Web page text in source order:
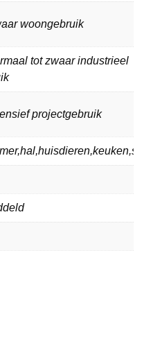
woongebruik
tot zwaar industrieel
projectgebruik